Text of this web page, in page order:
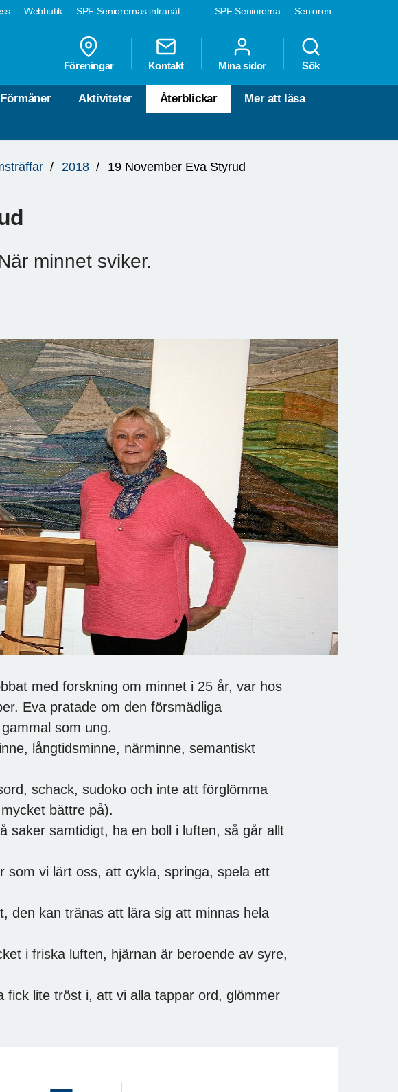
SPF Seniorerna Senioren
Webbutik SPF Seniorernas intranät
Föreningar Kontakt Mina sidor Sök
Förmåner Aktiviteter Återblickar Mer att läsa
2018 19 November Eva Styrud
minnet sviker.
med forskning om minnet i 25 år, var hos
Eva pratade om den försmädliga
som ung.
långtidsminne, närminne, semantiskt
schack, sudoko och inte att förglömma
bättre på).
saker samtidigt, ha en boll i luften, så går allt
som vi lärt oss, att cykla, springa, spela ett
den kan tränas att lära sig att minnas hela
i friska luften, hjärnan är beroende av syre,
fick lite tröst i, att vi alla tappar ord, glömmer